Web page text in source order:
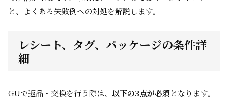
と、よくある失敗例への対処を解説します。
レシート、タグ、パッケージの条件詳
細
GUで返品・交換を行う際は、 以下の3点が必須となります。